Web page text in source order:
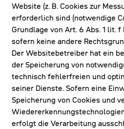
Website (z. B. Cookies zur
erforderlich sind (notwendige
Grundlage von Art. 6 Abs. 1 lit. f
sofern keine andere
Der Websitebetreiber hat ein
der Speicherung von
technisch fehlerfreien und
seiner Dienste. Sofern eine
Speicherung von Cookies und
erfolgt die Verarbeitung